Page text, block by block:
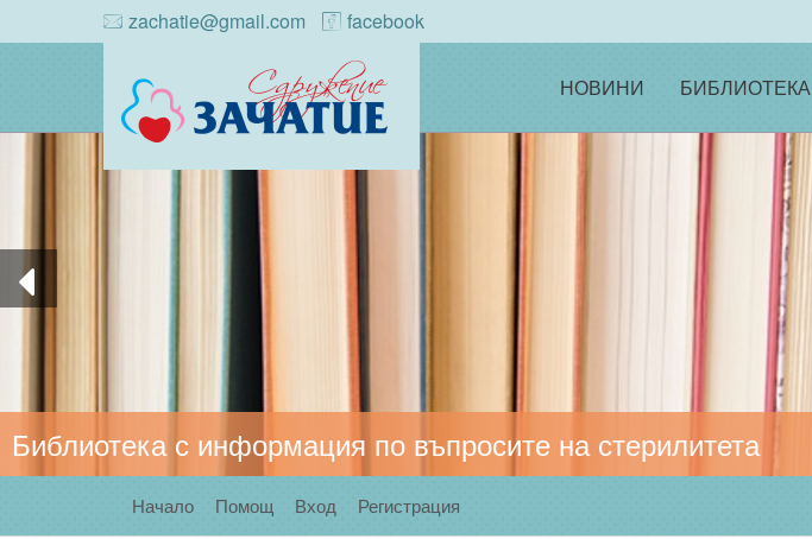
zachatie@gmail.com facebook
НОВИНИ БИБЛИОТЕКА
Библиотека с информация по въпросите на стерилитета
Начало Помощ Вход Регистрация